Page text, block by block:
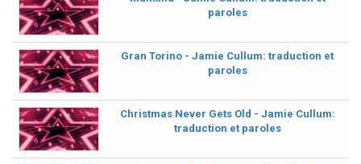
paroles
Gran Torino - Jamie Cullum: traduction et
paroles
Christmas Never Gets Old - Jamie Cullum:
traduction et paroles